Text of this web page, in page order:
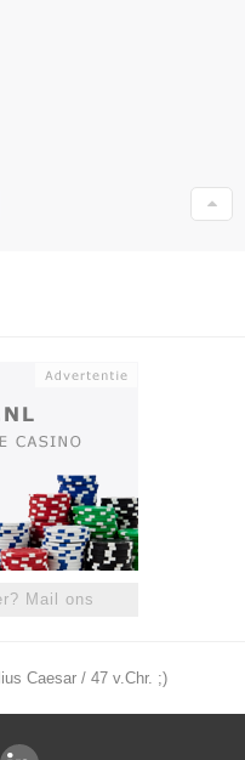
Mail ons
Caesar / 47 v.Chr. ;)